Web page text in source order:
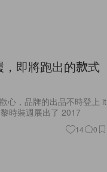
即將跑出的款式
心，品牌的出品不時登上 it
時裝週展出了 2017
14 0